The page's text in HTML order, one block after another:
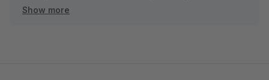
werden. Bitte einmal die Lizenz und zugehörige Domain
Show more